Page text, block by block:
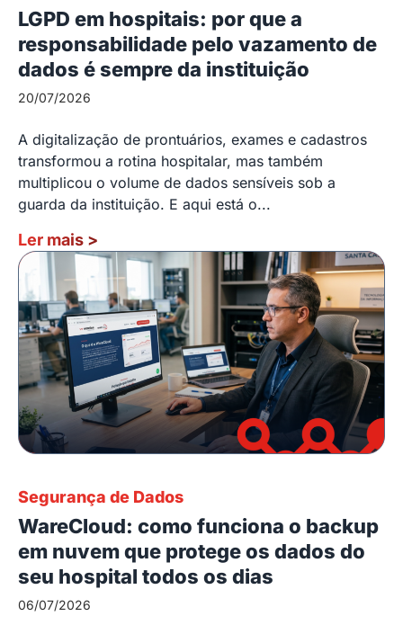
LGPD em hospitais: por que a
responsabilidade pelo vazamento de
dados é sempre da instituição
20/07/2026
A digitalização de prontuários, exames e cadastros
transformou a rotina hospitalar, mas também
multiplicou o volume de dados sensíveis sob a
guarda da instituição. E aqui está o...
Ler mais >
Segurança de Dados
WareCloud: como funciona o backup
em nuvem que protege os dados do
seu hospital todos os dias
06/07/2026